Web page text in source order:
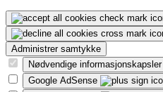
Administrer samtykke
Nødvendige informasjonskapsler
Google AdSense